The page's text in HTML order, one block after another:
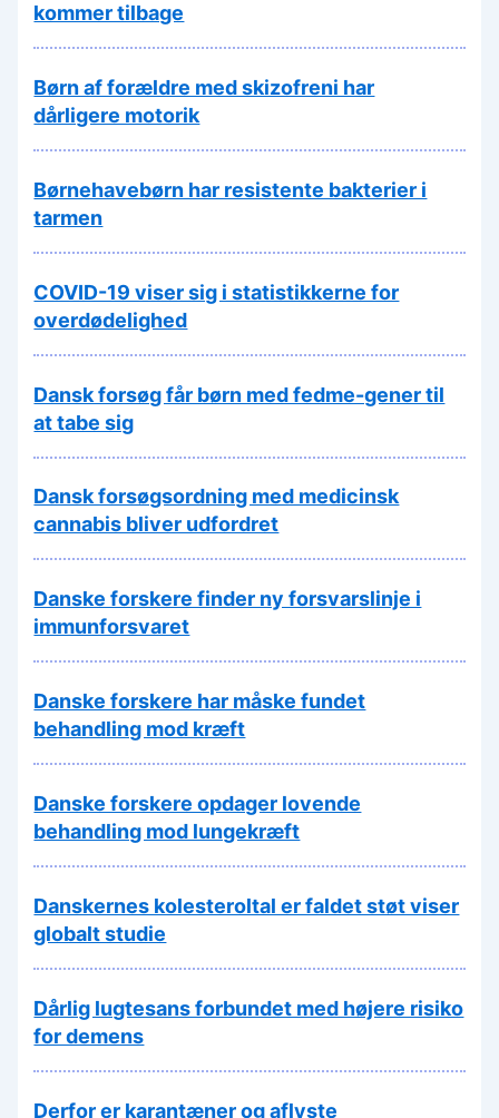
kommer tilbage
Børn af forældre med skizofreni har
dårligere motorik
Børnehavebørn har resistente bakterier i
tarmen
COVID-19 viser sig i statistikkerne for
overdødelighed
Dansk forsøg får børn med fedme-gener til
at tabe sig
Dansk forsøgsordning med medicinsk
cannabis bliver udfordret
Danske forskere finder ny forsvarslinje i
immunforsvaret
Danske forskere har måske fundet
behandling mod kræft
Danske forskere opdager lovende
behandling mod lungekræft
Danskernes kolesteroltal er faldet støt viser
globalt studie
Dårlig lugtesans forbundet med højere risiko
for demens
Derfor er karantæner og aflyste